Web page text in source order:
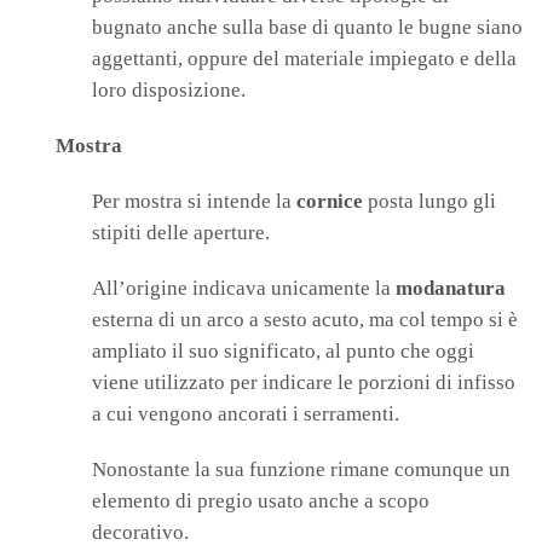
bugnato anche sulla base di quanto le bugne siano
aggettanti, oppure del materiale impiegato e della
loro disposizione.
Mostra
Per mostra si intende la cornice posta lungo gli
stipiti delle aperture.
All’origine indicava unicamente la modanatura
esterna di un arco a sesto acuto, ma col tempo si è
ampliato il suo significato, al punto che oggi
viene utilizzato per indicare le porzioni di infisso
a cui vengono ancorati i serramenti.
Nonostante la sua funzione rimane comunque un
elemento di pregio usato anche a scopo
decorativo.